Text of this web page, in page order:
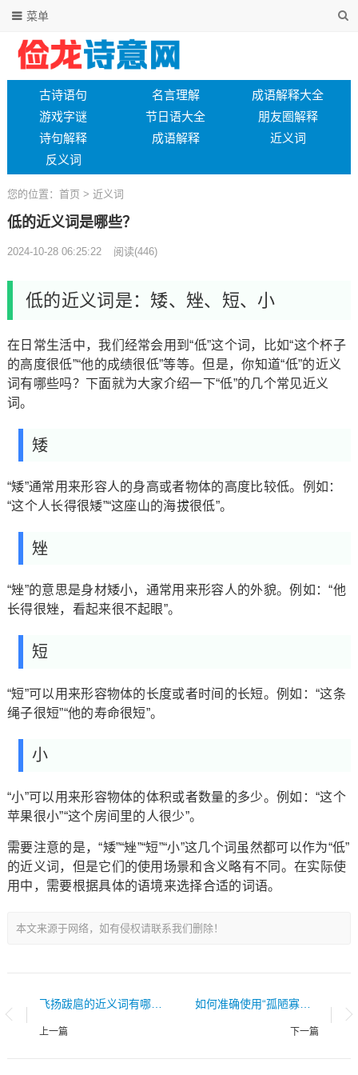
菜单
古诗语句 名言理解
成语解释大全
游戏字谜
节日语大全
朋友圈解释
诗句解释
成语解释
近义词
反义词
您的位置： 首页 > 近义词
低的近义词是哪些？
2024-10-28 06:25:22 阅读(446)
低的近义词是：矮、矬、短、小
在日常生活中，我们经常会用到“低”这个词，比如“这个杯子
的高度很低”“他的成绩很低”等等。但是，你知道“低”的近义
词有哪些吗？下面就为大家介绍一下“低”的几个常见近义
词。
矮
“矮”通常用来形容人的身高或者物体的高度比较低。例如：
“这个人长得很矮”“这座山的海拔很低”。
矬
“矬”的意思是身材矮小，通常用来形容人的外貌。例如：“他
长得很矬，看起来很不起眼”。
短
“短”可以用来形容物体的长度或者时间的长短。例如：“这条
绳子很短”“他的寿命很短”。
小
“小”可以用来形容物体的体积或者数量的多少。例如：“这个
苹果很小”“这个房间里的人很少”。
需要注意的是，“矮”“矬”“短”“小”这几个词虽然都可以作为“低”
的近义词，但是它们的使用场景和含义略有不同。在实际使
用中，需要根据具体的语境来选择合适的词语。
本文来源于网络，如有侵权请联系我们删除！
飞扬跋扈的近义词有哪些？
上一篇
如何准确使用“孤陋寡闻”的近义词？
下一篇